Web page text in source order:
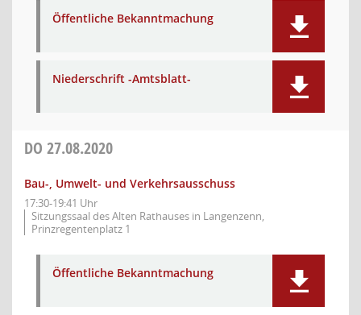
Öffentliche Bekanntmachung
Niederschrift -Amtsblatt-
DO 27.08.2020
Bau-, Umwelt- und Verkehrsausschuss
17:30-19:41 Uhr
Sitzungssaal des Alten Rathauses in Langenzenn,
Prinzregentenplatz 1
Öffentliche Bekanntmachung